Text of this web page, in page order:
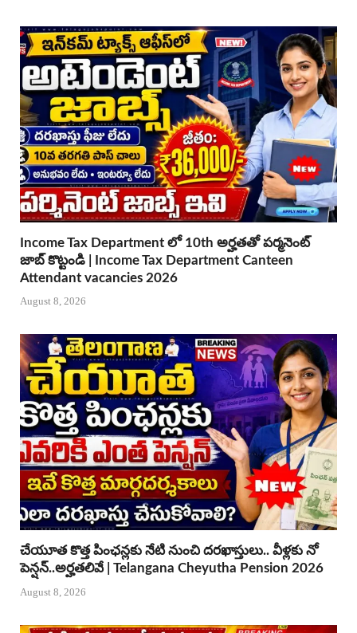
Income Tax Department లో 10th అర్హతతో పర్మనెంట్
జాబ్ కొట్టండి | Income Tax Department Canteen
Attendant vacancies 2026
August 8, 2026
చేయూత కొత్త పింఛన్లకు నేటి నుంచి దరఖాస్తులు.. వీళ్లకు నో
పెన్షన్..అర్హతలివే | Telangana Cheyutha Pension 2026
August 8, 2026